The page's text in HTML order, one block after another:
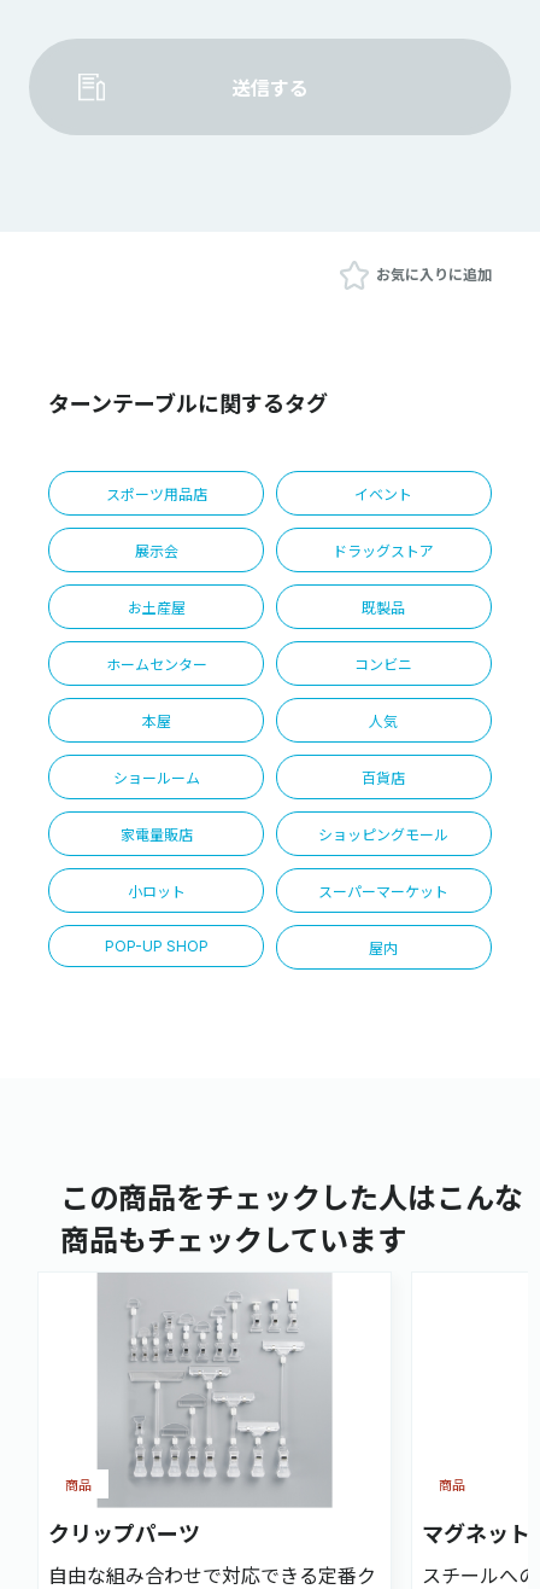
送信する
お気に入りに追加
ターンテーブルに関するタグ
スポーツ用品店 イベント
展示会 ドラッグストア
お土産屋 既製品
ホームセンター コンビニ
本屋 人気
ショールーム 百貨店
家電量販店 ショッピングモール
小ロット スーパーマーケット
POP-UP SHOP 屋内
この商品をチェックした人はこんな
商品もチェックしています
クリップパーツ
自由な組み合わせで対応できる定番ク
商品
マグネット
スチールへ
商品